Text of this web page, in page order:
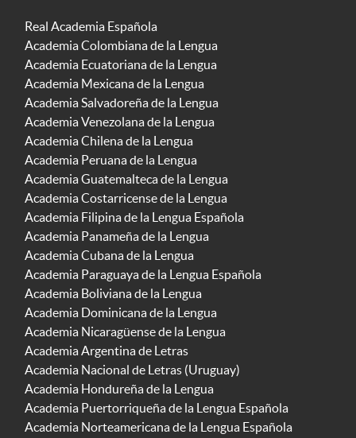
Real Academia Española
Academia Colombiana de la Lengua
Academia Ecuatoriana de la Lengua
Academia Mexicana de la Lengua
Academia Salvadoreña de la Lengua
Academia Venezolana de la Lengua
Academia Chilena de la Lengua
Academia Peruana de la Lengua
Academia Guatemalteca de la Lengua
Academia Costarricense de la Lengua
Academia Filipina de la Lengua Española
Academia Panameña de la Lengua
Academia Cubana de la Lengua
Academia Paraguaya de la Lengua Española
Academia Boliviana de la Lengua
Academia Dominicana de la Lengua
Academia Nicaragüense de la Lengua
Academia Argentina de Letras
Academia Nacional de Letras (Uruguay)
Academia Hondureña de la Lengua
Academia Puertorriqueña de la Lengua Española
Academia Norteamericana de la Lengua Española